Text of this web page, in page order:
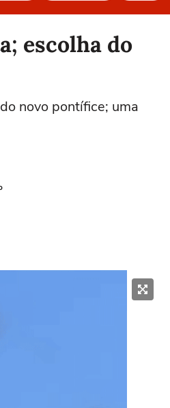
escolha do
novo pontífice; uma